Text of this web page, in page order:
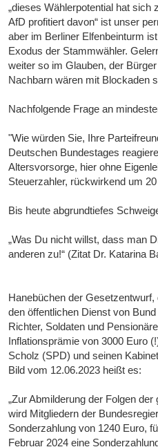
„dieses Wählerpotential hat sich
AfD profitiert davon“ ist unser
aber im Berliner Elfenbeinturm
Exodus der Stammwähler.
weiter so im Glauben, der
Nachbarn wären mit Blockaden
Nachfolgende Frage an
"Wie würden Sie, Ihre
Deutschen Bundestages
Altersvorsorge, hier ohne
Steuerzahler, rückwirkend um
Bis heute abgrundtiefes
„Was Du nicht willst, dass man
anderen zu!“ (Zitat Dr. Katarina
Hanebüchen der
den öffentlichen Dienst von
Richter, Soldaten und
Inflationsprämie von 3000 Euro
Scholz (SPD) und seinen
Bild vom 12.06.2023 heißt es:
„Zur Abmilderung der Folgen
wird Mitgliedern der
Sonderzahlung von 1240 Euro,
Februar 2024 eine